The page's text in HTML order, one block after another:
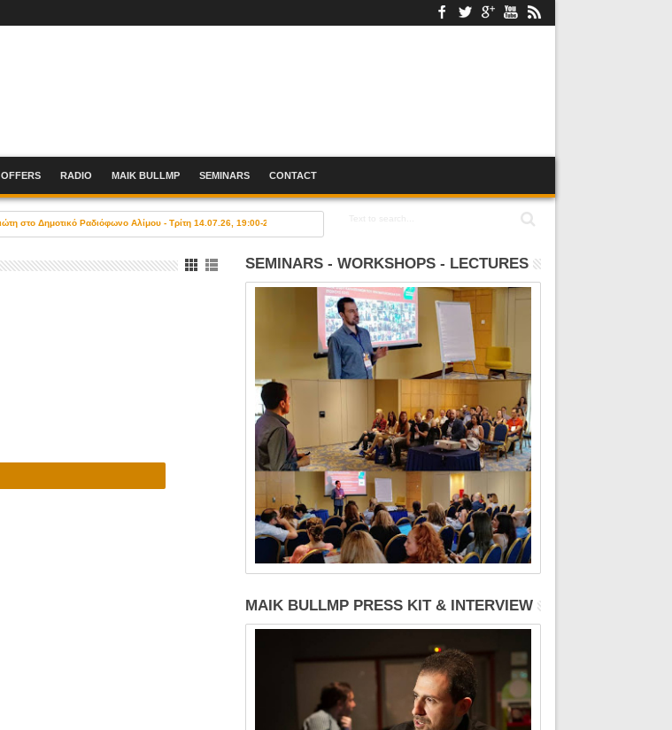
OFFERS RADIO MAIK BULLMP SEMINARS CONTACT
στο Δημοτικό Ραδιόφωνο Αλίμου - Τρίτη 14.07.26, 19:00-21:00
SEMINARS - WORKSHOPS - LECTURES
MAIK BULLMP PRESS KIT & INTERVIEW